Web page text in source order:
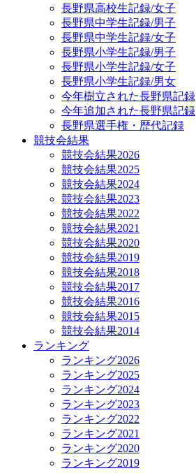
長野県高校生記録/女子
長野県中学生記録/男子
長野県中学生記録/女子
長野県小学生記録/男子
長野県小学生記録/女子
長野県小学生記録/男女
今年樹立された長野県記録
今年追加された長野県記録
長野県選手権・歴代記録
競技会結果
競技会結果2026
競技会結果2025
競技会結果2024
競技会結果2023
競技会結果2022
競技会結果2021
競技会結果2020
競技会結果2019
競技会結果2018
競技会結果2017
競技会結果2016
競技会結果2015
競技会結果2014
ランキング
ランキング2026
ランキング2025
ランキング2024
ランキング2023
ランキング2022
ランキング2021
ランキング2020
ランキング2019